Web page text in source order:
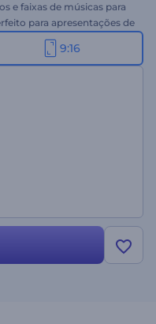
e faixas de músicas para
para apresentações de
muito mais. Surpreenda
9:16